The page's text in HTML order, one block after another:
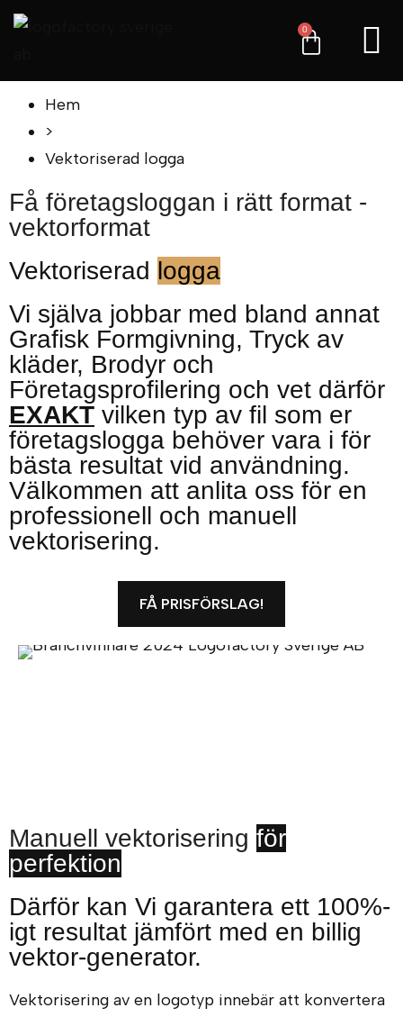
0
Hem
>
Vektoriserad logga
Få företagsloggan i rätt format -
vektorformat
Vektoriserad logga
Vi själva jobbar med bland annat
Grafisk Formgivning, Tryck av
kläder, Brodyr och
Företagsprofilering och vet därför
EXAKT vilken typ av fil som er
företagslogga behöver vara i för
bästa resultat vid användning.
Välkommen att anlita oss för en
professionell och manuell
vektorisering.
FÅ PRISFÖRSLAG!
Manuell vektorisering för
perfektion
Därför kan Vi garantera ett 100%-
igt resultat jämfört med en billig
vektor-generator.
Vektorisering av en logotyp innebär att konvertera